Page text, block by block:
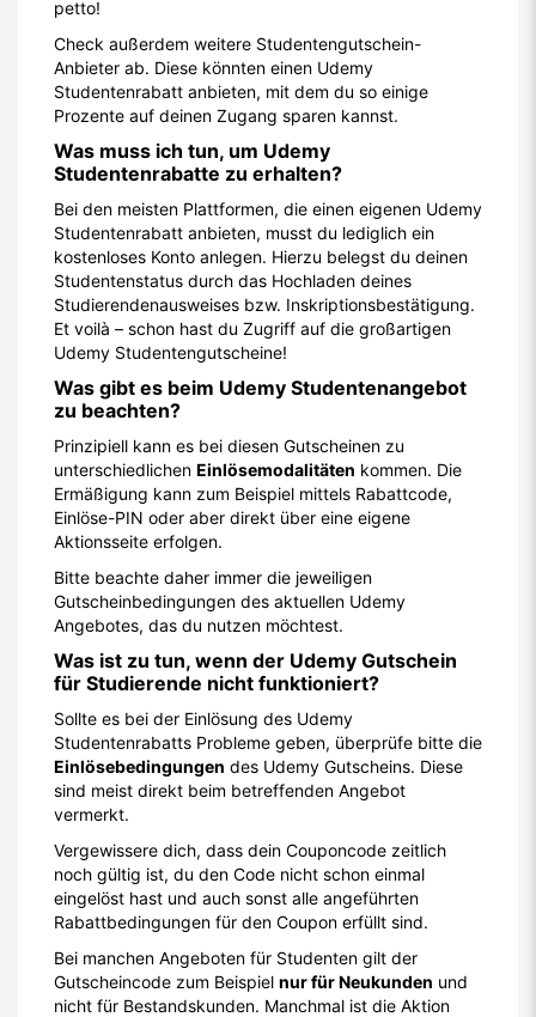
petto!
Check außerdem weitere Studentengutschein-
Anbieter ab. Diese könnten einen Udemy
Studentenrabatt anbieten, mit dem du so einige
Prozente auf deinen Zugang sparen kannst.
Was muss ich tun, um Udemy
Studentenrabatte zu erhalten?
Bei den meisten Plattformen, die einen eigenen Udemy
Studentenrabatt anbieten, musst du lediglich ein
kostenloses Konto anlegen. Hierzu belegst du deinen
Studentenstatus durch das Hochladen deines
Studierendenausweises bzw. Inskriptionsbestätigung.
Et voilà – schon hast du Zugriff auf die großartigen
Udemy Studentengutscheine!
Was gibt es beim Udemy Studentenangebot
zu beachten?
Prinzipiell kann es bei diesen Gutscheinen zu
unterschiedlichen Einlösemodalitäten kommen. Die
Ermäßigung kann zum Beispiel mittels Rabattcode,
Einlöse-PIN oder aber direkt über eine eigene
Aktionsseite erfolgen.
Bitte beachte daher immer die jeweiligen
Gutscheinbedingungen des aktuellen Udemy
Angebotes, das du nutzen möchtest.
Was ist zu tun, wenn der Udemy Gutschein
für Studierende nicht funktioniert?
Sollte es bei der Einlösung des Udemy
Studentenrabatts Probleme geben, überprüfe bitte die
Einlösebedingungen des Udemy Gutscheins. Diese
sind meist direkt beim betreffenden Angebot
vermerkt.
Vergewissere dich, dass dein Couponcode zeitlich
noch gültig ist, du den Code nicht schon einmal
eingelöst hast und auch sonst alle angeführten
Rabattbedingungen für den Coupon erfüllt sind.
Bei manchen Angeboten für Studenten gilt der
Gutscheincode zum Beispiel nur für Neukunden und
nicht für Bestandskunden. Manchmal ist die Aktion